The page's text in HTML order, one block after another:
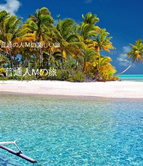
普通の人Ｍの楽しい旅
普通人Mの旅